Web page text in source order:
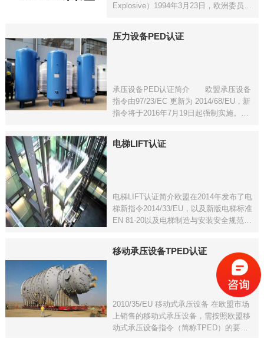
Explosive）1994年3月23日，欧洲委员会
2014/34/EU已于2014年发布，
压力设备PED认证
承压设备PED认证简介 欧盟承压设备
指令由97/23/EC 更新为 2014/68/EU，新
指令将于2016年7月19日起强制实施。
备的指令，对承压设备基本安全要求
电梯LIFT认证
电梯LIFT认证简介欧盟在2014年发布了电
梯新指令2014/33/EU，以及新版电梯标准
EN 81-20以及电梯制造与安装安全规范
将替代老的电梯指令95/1
移动承压设备TPED认证
2010/35/EU 移动式承压设备 在欧盟市场
上销售的移动式承压设备，需按照欧盟移
动式承压设备指令（简称TPED）的要